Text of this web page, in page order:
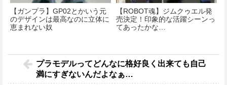
【ガンプラ】GP02とかいう元
のデザインは最高なのに立体に
恵まれない奴
【ROBOT魂】ジムクゥエル発
売決定！印象的な活躍シーンっ
てあったかな…
プラモデルってどんなに格好良く出来ても自己
満にすぎないんだよなぁ…